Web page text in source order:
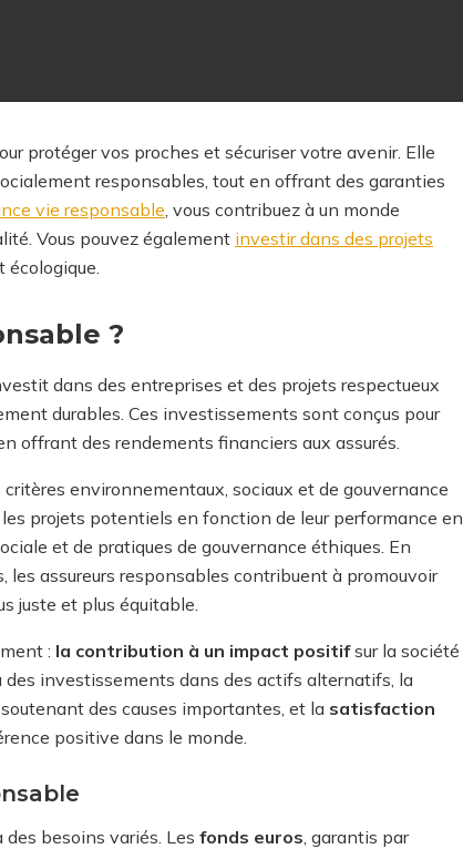
protéger vos proches et sécuriser votre avenir. Elle
responsables, tout en offrant des garanties
vie responsable, vous contribuez à un monde
Vous pouvez également investir dans des projets
?
dans des entreprises et des projets respectueux
durables. Ces investissements sont conçus pour
offrant des rendements financiers aux assurés.
environnementaux, sociaux et de gouvernance
projets potentiels en fonction de leur performance en
et de pratiques de gouvernance éthiques. En
assureurs responsables contribuent à promouvoir
juste et plus équitable.
: la contribution à un impact positifsur la société
des investissements dans des actifs alternatifs, la
des causes importantes, et la satisfaction
positive dans le monde.
besoins variés. Les fonds euros, garantis par